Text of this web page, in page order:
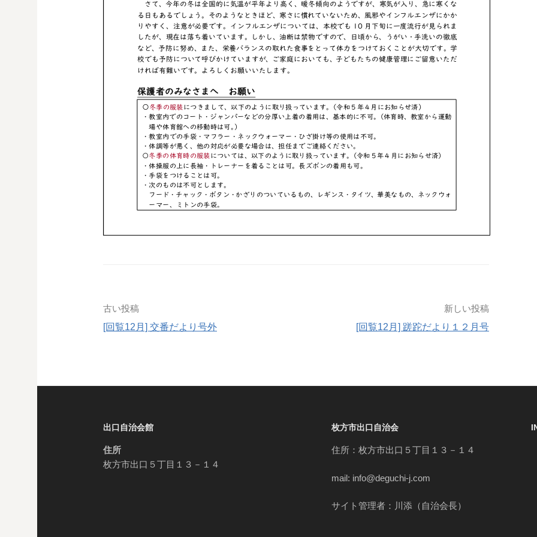
投
稿
ビ
ー
シ
古い投稿
[回覧12月] 交番だより号外
新しい投稿
[回覧12月] 蹉跎だより１２月号
出口自治会館
住所
枚方市出口５丁目１３－１４
枚方市出口自治会
住所：枚方市出口５丁目１３－１４
mail: info@deguchi-j.com
サイト管理者：川添（自治会長）